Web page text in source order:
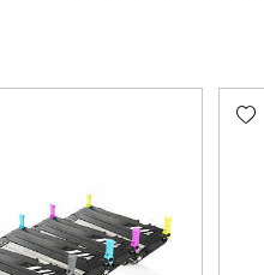
Add wishlist